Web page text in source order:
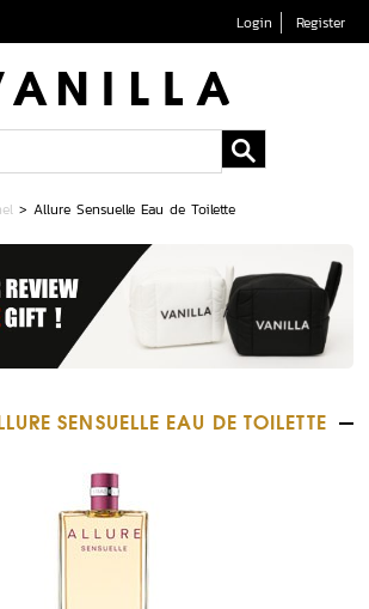
Login Register
>Allure Sensuelle Eau de Toilette
SENSUELLE EAU DE TOILETTE